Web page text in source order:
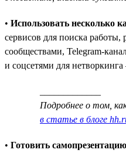
• Использовать несколько
сервисов для поиска работы,
сообществами, Telegram-
и соцсетями для
Подробнее о том,
в статье в блоге
• Готовить